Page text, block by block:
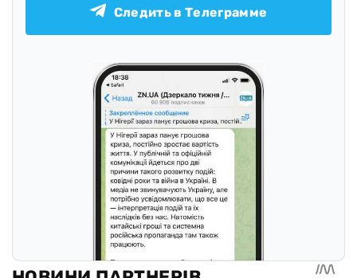
Следить в Телеграмме